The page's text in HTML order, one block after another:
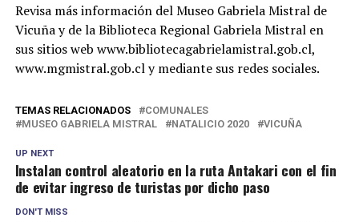
Revisa más información del Museo Gabriela Mistral de
Vicuña y de la Biblioteca Regional Gabriela Mistral en
sus sitios web www.bibliotecagabrielamistral.gob.cl,
www.mgmistral.gob.cl y mediante sus redes sociales.
TEMAS RELACIONADOS
COMUNALES
MUSEO GABRIELA MISTRAL
NATALICIO 2020 VICUÑA
UP NEXT
Instalan control aleatorio en la ruta Antakari con el fin
de evitar ingreso de turistas por dicho paso
DON'T MISS